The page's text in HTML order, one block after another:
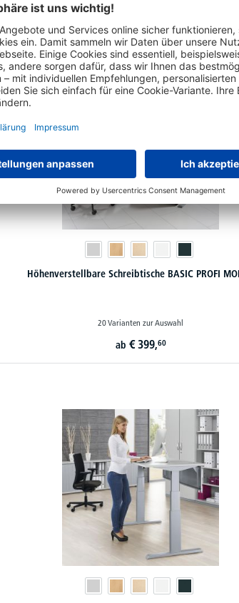
Sie Ihr PROFI MODUL
Höhenverstellbare Schreibtische BASIC PROFI
20 Varianten zur Auswahl
ab € 399,60